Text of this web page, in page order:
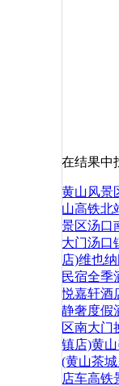
在结果中
黄山风景
山高铁北
景区汤口
大门汤口
店)维也
民宿全季
悦嘉轩酒
静奢度假
区南大门
镇店)黄
(黄山茶
店车高铁